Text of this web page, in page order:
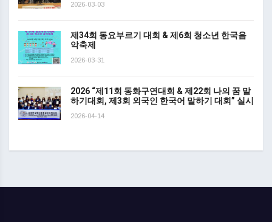
2026-03-03
제34회 동요부르기 대회 & 제6회 청소년 한국음
악축제
2026-03-31
2026 “제11회 동화구연대회 & 제22회 나의 꿈 말
하기대회, 제3회 외국인 한국어 말하기 대회” 실시
2026-04-14